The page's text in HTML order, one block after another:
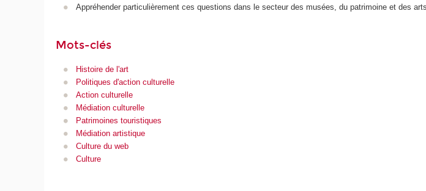
Appréhender particulièrement ces questions dans le secteur des musées, du patrimoine et des
Mots-clés
Histoire de l'art
Politiques d'action culturelle
Action culturelle
Médiation culturelle
Patrimoines touristiques
Médiation artistique
Culture du web
Culture